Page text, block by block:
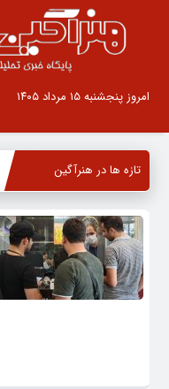
امروز پنجشنبه ۱۵ مرداد ۱۴۰۵
تازه ها در هنرآگین